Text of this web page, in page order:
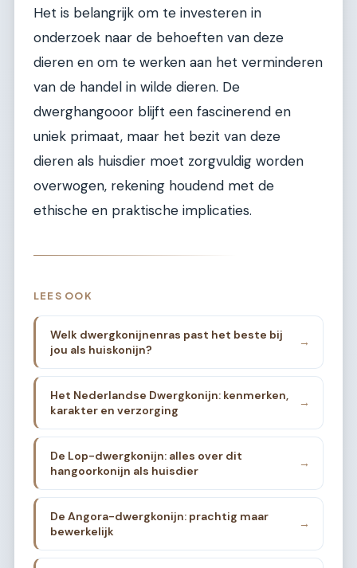
Het is belangrijk om te investeren in
onderzoek naar de behoeften van deze
dieren en om te werken aan het verminderen
van de handel in wilde dieren. De
dwerghangooor blijft een fascinerend en
uniek primaat, maar het bezit van deze
dieren als huisdier moet zorgvuldig worden
overwogen, rekening houdend met de
ethische en praktische implicaties.
LEES OOK
Welk dwergkonijnenras past het beste bij
jou als huiskonijn?
→
Het Nederlandse Dwergkonijn: kenmerken,
karakter en verzorging
→
De Lop-dwergkonijn: alles over dit
hangoorkonijn als huisdier
→
De Angora-dwergkonijn: prachtig maar
bewerkelijk
→